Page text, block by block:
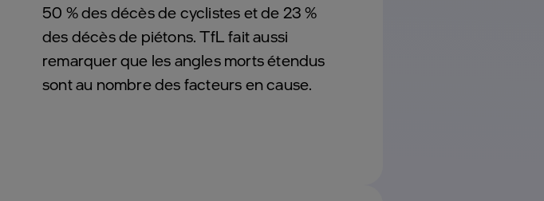
50 % des décès de cyclistes et de 23 %
des décès de piétons. TfL fait aussi
remarquer que les angles morts étendus
sont au nombre des facteurs en cause.